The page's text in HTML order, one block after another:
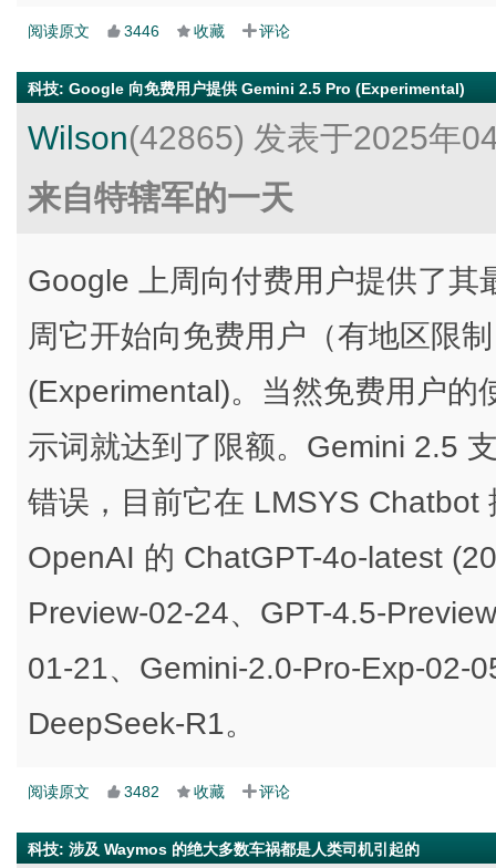
阅读原文 3446 收藏 评论
科技: Google 向免费用户提供 Gemini 2.5 Pro (Experimental)
Wilson(42865) 发表于2025年
来自特辖军的一天
Google 上周向付费用户提供了
周它开始向免费用户（有地区限
(Experimental)。当然免费用户的
示词就达到了限额。Gemini 2.5
错误，目前它在 LMSYS Chatbot
OpenAI 的 ChatGPT-4o-latest
Preview-02-24、GPT-4.5-
01-21、Gemini-2.0-Pro-Exp-02-
DeepSeek-R1。
阅读原文 3482 收藏 评论
科技: 涉及 Waymos 的绝大多数车祸都是人类司机引起的